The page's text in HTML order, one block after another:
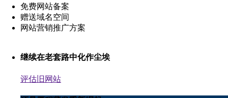
免费网站备案
赠送域名空间
网站营销推广方案
继续在老套路中化作尘埃
评估旧网站